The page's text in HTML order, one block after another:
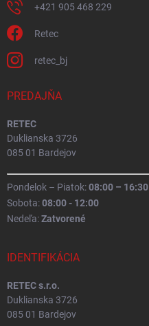
+421 905 468 229
Retec
retec_bj
PREDAJŇA
RETEC
Duklianska 3726
085 01 Bardejov
Pondelok – Piatok:08:00 – 16:30
Sobota:08:00 - 12:00
Nedeľa:Zatvorené
IDENTIFIKÁCIA
RETEC s.r.o.
Duklianska 3726
085 01 Bardejov